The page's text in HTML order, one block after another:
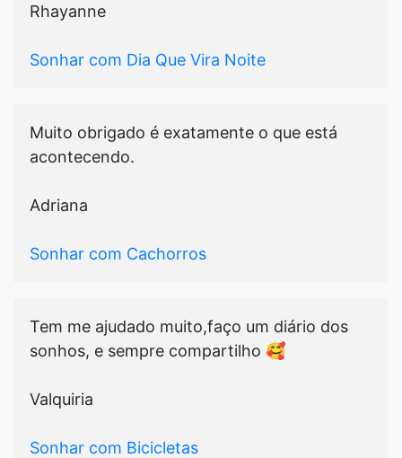
Rhayanne
Sonhar com Dia Que Vira Noite
Muito obrigado é exatamente o que está
acontecendo.
Adriana
Sonhar com Cachorros
Tem me ajudado muito,faço um diário dos
sonhos, e sempre compartilho 🥰
Valquiria
Sonhar com Bicicletas